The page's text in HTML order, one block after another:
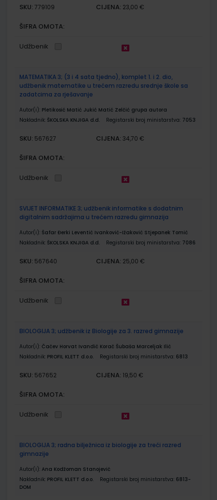
SKU: 779109 CIJENA: 23,00 €
ŠIFRA OMOTA:
Udžbenik
MATEMATIKA 3; (3 i 4 sata tjedno), komplet 1. i 2. dio,
udžbenik matematike u trećem razredu srednje škole sa
zadatcima za rješavanje
Autor(i): Pletikosić Matić Jukić Matić Zelčić grupa autora
Nakladnik: ŠKOLSKA KNJIGA d.d. Registarski broj ministarstva: 7053
SKU: 567627 CIJENA: 34,70 €
ŠIFRA OMOTA:
Udžbenik
SVIJET INFORMATIKE 3; udžbenik informatike s dodatnim
digitalnim sadržajima u trećem razredu gimnazija
Autor(i): Šafar Đerki Leventić Ivanković-Ižaković Stjepanek Tomić
Nakladnik: ŠKOLSKA KNJIGA d.d. Registarski broj ministarstva: 7086
SKU: 567640 CIJENA: 25,00 €
ŠIFRA OMOTA:
Udžbenik
BIOLOGIJA 3; udžbenik iz Biologije za 3. razred gimnazije
Autor(i): Čačev Horvat Ivandić Korač Šubaša Marceljak Ilić
Nakladnik: PROFIL KLETT d.o.o. Registarski broj ministarstva: 6813
SKU: 567652 CIJENA: 19,50 €
ŠIFRA OMOTA:
Udžbenik
BIOLOGIJA 3; radna bilježnica iz biologije za treći razred
gimnazije
Autor(i): Ana Kodžoman Stanojević
Nakladnik: PROFIL KLETT d.o.o. Registarski broj ministarstva: 6813-
DOM